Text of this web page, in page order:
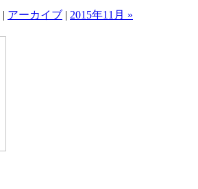
| アーカイブ | 2015年11月 »